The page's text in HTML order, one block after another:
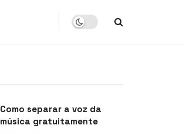
Como separar a voz da
música gratuitamente